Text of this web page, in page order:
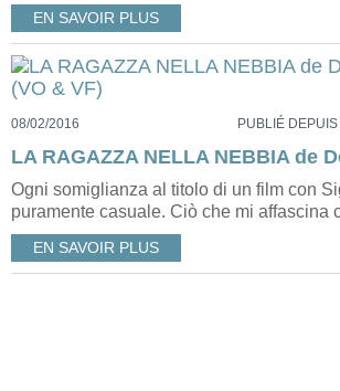
EN SAVOIR PLUS
08/02/2016 PUBLIÉ
Ogni somiglianza al titolo di un film con
puramente casuale. Ciò che mi affascina
EN SAVOIR PLUS